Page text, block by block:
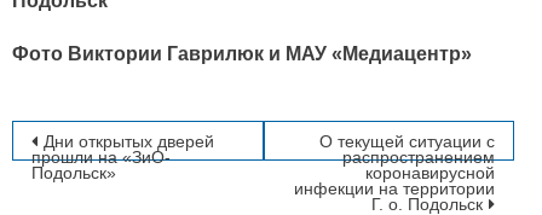
Фото Виктории Гаврилюк и МАУ «Медиацентр»
Навигация
по
Дни открытых дверей
прошли на «ЗиО-
Подольск»
О текущей ситуации с
распространением
коронавирусной
инфекции на территории
Г. о. Подольск